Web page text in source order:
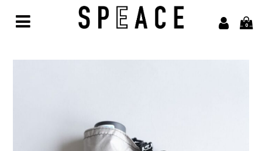
0
Arbor【アルボル】